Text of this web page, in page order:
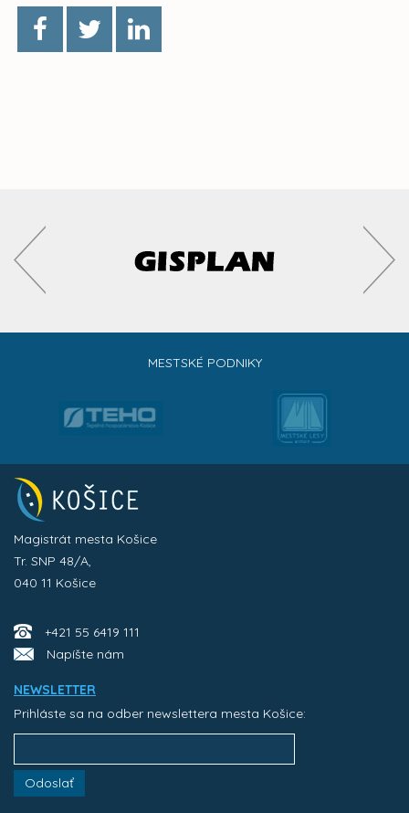
MESTSKÉ PODNIKY
Magistrát mesta Košice
Tr. SNP 48/A,
040 11 Košice
+421 55 6419 111
Napíšte nám
NEWSLETTER
Prihláste sa na odber newslettera mesta Košice:
Odoslať